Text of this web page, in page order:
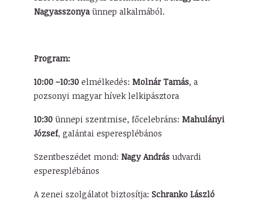
Nagyasszonyaünnep alkalmából.
Program:
10:00 –10:30 elmélkedés: Molnár Tamás, a
pozsonyi magyar hívek lelkipásztora
10:30 ünnepi szentmise, főcelebráns: Mahulányi
József, galántai esperesplébános
Szentbeszédet mond: Nagy Andrásudvardi
esperesplébános
A zenei szolgálatot biztosítja: Schranko László